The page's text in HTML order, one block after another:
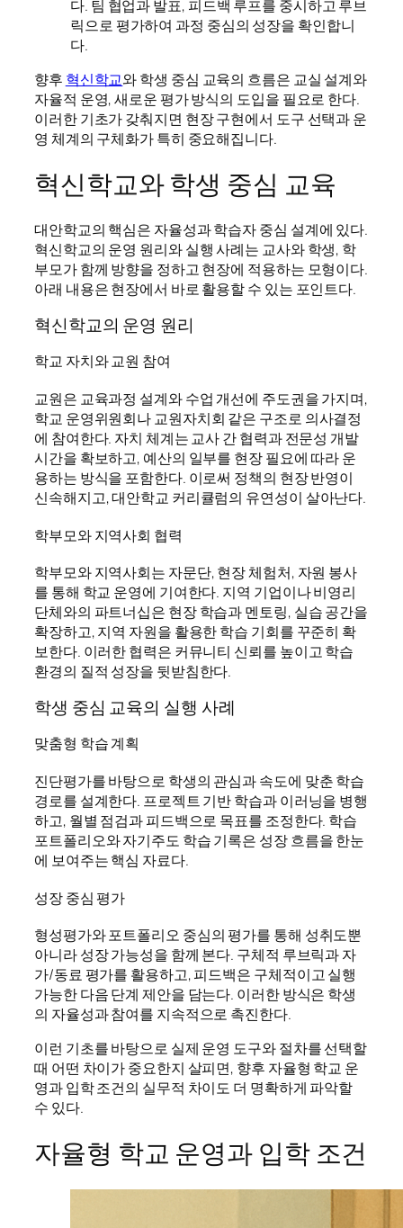
다. 팀 협업과 발표, 피드백 루프를 중시하고 루브
릭으로 평가하여 과정 중심의 성장을 확인합니
다.
향후 혁신학교와 학생 중심 교육의 흐름은 교실 설계와
자율적 운영, 새로운 평가 방식의 도입을 필요로 한다.
이러한 기초가 갖춰지면 현장 구현에서 도구 선택과 운
영 체계의 구체화가 특히 중요해집니다.
혁신학교와 학생 중심 교육
대안학교의 핵심은 자율성과 학습자 중심 설계에 있다.
혁신학교의 운영 원리와 실행 사례는 교사와 학생, 학
부모가 함께 방향을 정하고 현장에 적용하는 모형이다.
아래 내용은 현장에서 바로 활용할 수 있는 포인트다.
혁신학교의 운영 원리
학교 자치와 교원 참여
교원은 교육과정 설계와 수업 개선에 주도권을 가지며,
학교 운영위원회나 교원자치회 같은 구조로 의사결정
에 참여한다. 자치 체계는 교사 간 협력과 전문성 개발
시간을 확보하고, 예산의 일부를 현장 필요에 따라 운
용하는 방식을 포함한다. 이로써 정책의 현장 반영이
신속해지고, 대안학교 커리큘럼의 유연성이 살아난다.
학부모와 지역사회 협력
학부모와 지역사회는 자문단, 현장 체험처, 자원 봉사
를 통해 학교 운영에 기여한다. 지역 기업이나 비영리
단체와의 파트너십은 현장 학습과 멘토링, 실습 공간을
확장하고, 지역 자원을 활용한 학습 기회를 꾸준히 확
보한다. 이러한 협력은 커뮤니티 신뢰를 높이고 학습
환경의 질적 성장을 뒷받침한다.
학생 중심 교육의 실행 사례
맞춤형 학습 계획
진단평가를 바탕으로 학생의 관심과 속도에 맞춘 학습
경로를 설계한다. 프로젝트 기반 학습과 이러닝을 병행
하고, 월별 점검과 피드백으로 목표를 조정한다. 학습
포트폴리오와 자기주도 학습 기록은 성장 흐름을 한눈
에 보여주는 핵심 자료다.
성장 중심 평가
형성평가와 포트폴리오 중심의 평가를 통해 성취도뿐
아니라 성장 가능성을 함께 본다. 구체적 루브릭과 자
가/동료 평가를 활용하고, 피드백은 구체적이고 실행
가능한 다음 단계 제안을 담는다. 이러한 방식은 학생
의 자율성과 참여를 지속적으로 촉진한다.
이런 기초를 바탕으로 실제 운영 도구와 절차를 선택할
때 어떤 차이가 중요한지 살피면, 향후 자율형 학교 운
영과 입학 조건의 실무적 차이도 더 명확하게 파악할
수 있다.
자율형 학교 운영과 입학 조건